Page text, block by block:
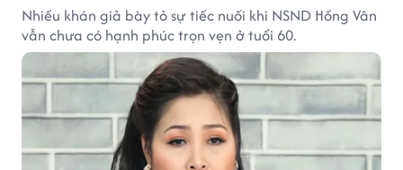
Nhiều khán giả bày tỏ sự tiếc nuối khi NSND Hồng Vân
vẫn chưa có hạnh phúc trọn vẹn ở tuổi 60.